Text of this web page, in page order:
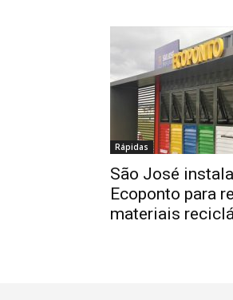
Rápidas
São José
Ecoponto para
materiais